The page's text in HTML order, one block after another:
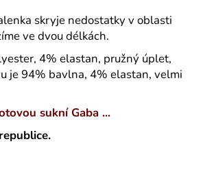
skryje nedostatky v oblasti
ve dvou délkách.
4% elastan, pružný úplet,
je 94% bavlna, 4% elastan, velmi
sukní Gaba ...